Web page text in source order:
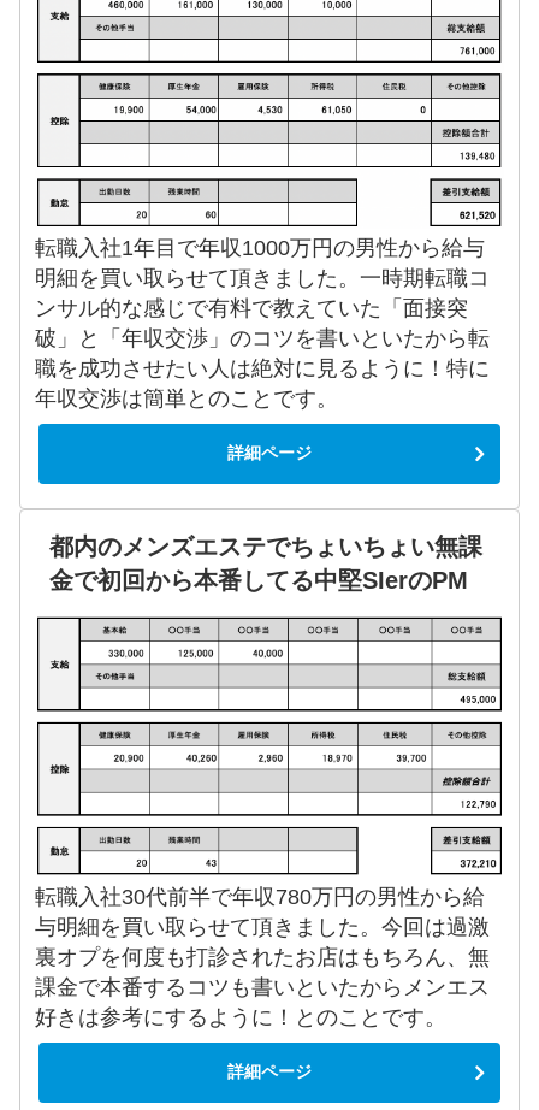
転職入社1年目で年収1000万円の男性から給与
明細を買い取らせて頂きました。一時期転職コ
ンサル的な感じで有料で教えていた「面接突
破」と「年収交渉」のコツを書いといたから転
職を成功させたい人は絶対に見るように！特に
年収交渉は簡単とのことです。
詳細ページ
都内のメンズエステでちょいちょい無課
金で初回から本番してる中堅SIerのPM
転職入社30代前半で年収780万円の男性から給
与明細を買い取らせて頂きました。今回は過激
裏オプを何度も打診されたお店はもちろん、無
課金で本番するコツも書いといたからメンエス
好きは参考にするように！とのことです。
詳細ページ